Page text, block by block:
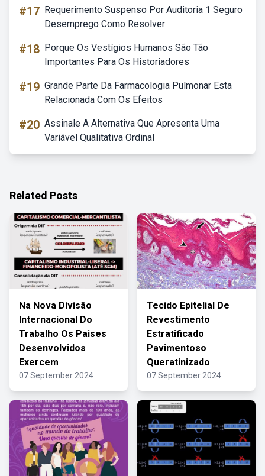
#17 Requerimento Suspenso Por Auditoria 1 Seguro
Desemprego Como Resolver
#18 Porque Os Vestígios Humanos São Tão
Importantes Para Os Historiadores
#19 Grande Parte Da Farmacologia Pulmonar Esta
Relacionada Com Os Efeitos
#20 Assinale A Alternativa Que Apresenta Uma
Variável Qualitativa Ordinal
Related Posts
Na Nova Divisão
Internacional Do
Trabalho Os Paises
Desenvolvidos
Exercem
07 September 2024
Tecido Epitelial De
Revestimento
Estratificado
Pavimentoso
Queratinizado
07 September 2024